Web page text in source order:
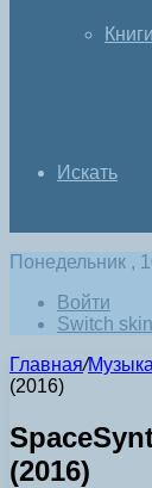
Книги
Искать
Понедельник ,
Войти
Switch skin
Главная/
(2016)
(2016)